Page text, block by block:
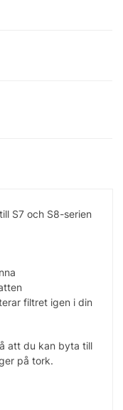
S7 och S8-serien
filtret igen i din
att du kan byta till
på tork.